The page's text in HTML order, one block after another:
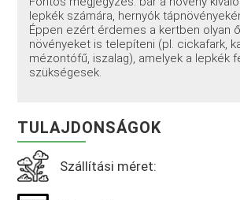
lepkék számára, hernyók
Éppen ezért érdemes a kertben olyan
növényeket is telepíteni (pl. cickafark,
mézontófű, iszalag), amelyek a lepkék
szükségesek.
TULAJDONSÁGOK
Szállítási méret: